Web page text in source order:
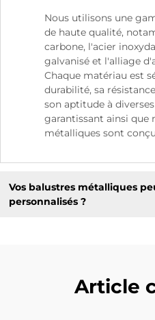
Nous utilisons une
de haute qualité,
carbone, l'acier
galvanisé et l'alliage
Chaque matériau est
durabilité, sa
son aptitude à
garantissant ainsi que
métalliques sont
Vos balustres métalliques
personnalisés ?
Article